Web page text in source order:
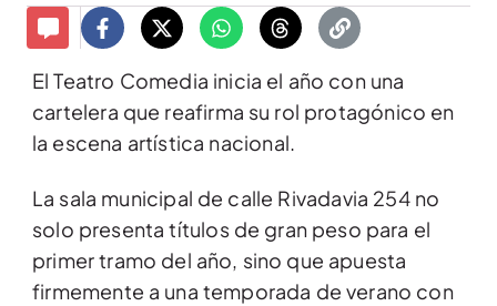
El Teatro Comedia inicia el año con una
cartelera que reafirma su rol protagónico en
la escena artística nacional.
La sala municipal de calle Rivadavia 254 no
solo presenta títulos de gran peso para el
primer tramo del año, sino que apuesta
firmemente a una temporada de verano con